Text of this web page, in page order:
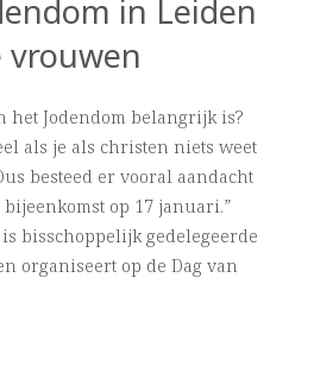
in Leiden
vrouwen
het Jodendom belangrijk is?
als je als christen niets weet
besteed er vooral aandacht
op 17 januari.”
bisschoppelijk gedelegeerde
organiseert op de Dag van